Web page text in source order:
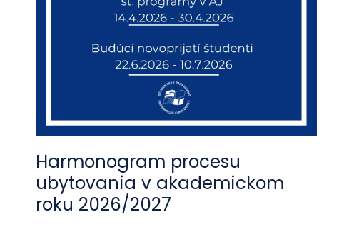
Harmonogram procesu
ubytovania v akademickom
roku 2026/2027